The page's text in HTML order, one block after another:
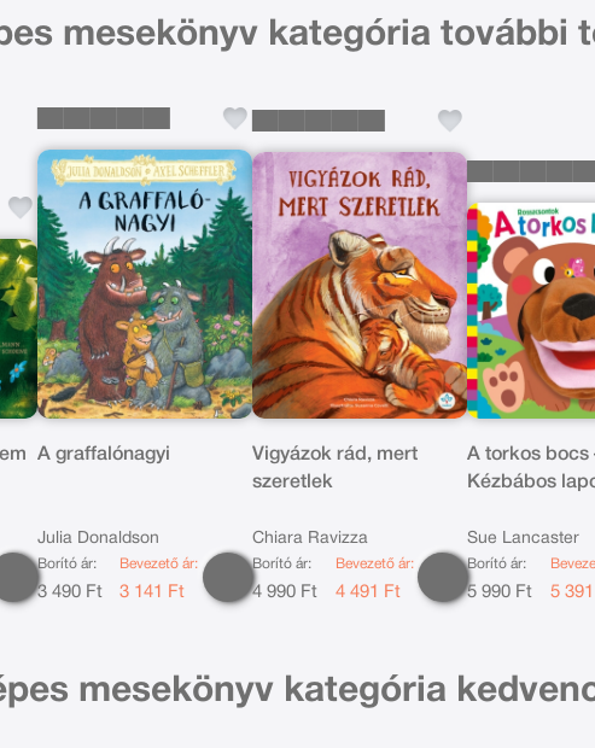
mesekönyv kategória további
A graffalónagyi
Julia Donaldson
Borító ár:
3 490 Ft
Bevezető ár:
3 141 Ft
Vigyázok rád, mert
szeretlek
Chiara Ravizza
Borító ár:
4 990 Ft
Bevezető ár:
4 491 Ft
A torkos bocs
Kézbábos
Sue Lancaster
Borító ár:
5 990 Ft 5
mesekönyv kategória